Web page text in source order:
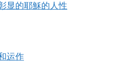
显的耶穌的人性
运作